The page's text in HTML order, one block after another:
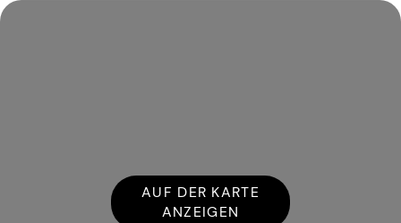
AUF DER KARTE
ANZEIGEN